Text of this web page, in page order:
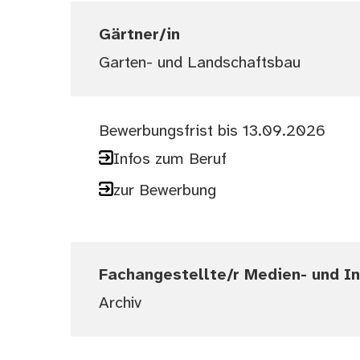
Gärtner/in
Garten- und Landschaftsbau
Bewerbungsfrist bis 13.09.2026
Infos zum Beruf
zur Bewerbung
Fachangestellte/r Medien- und
Archiv